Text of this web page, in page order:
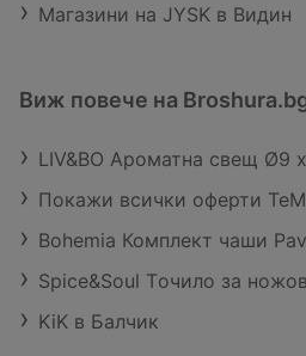
Магазини на JYSK в Видин
Виж повече на
LIV&BO Ароматна свещ Ø9
Покажи всички оферти
Bohemia Комплект чаши
Spice&Soul Tочило за
KiK в Балчик